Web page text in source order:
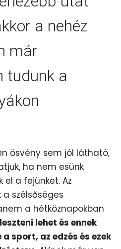
a nehéz
már
tudunk a
ösvény sem jól látható,
ha nem esünk
el a fejünket. Az
szélsőséges
a hétköznapokban
lehet és ennek
sport, az edzés és ezek